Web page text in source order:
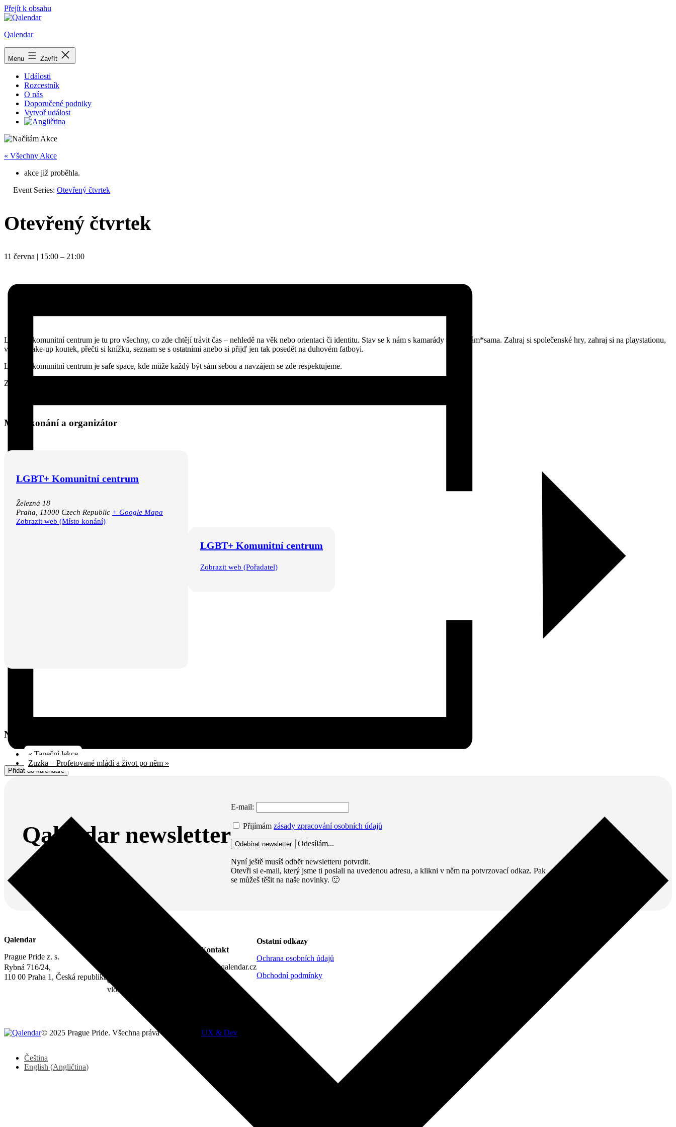
Přejít k obsahu
Qalendar
Menu Zavřít
Události
Rozcestník
O nás
Doporučené podniky
Vytvoř událost
« Všechny Akce
akce již proběhla.
Event Series: Otevřený čtvrtek
Otevřený čtvrtek
11 června | 15:00 – 21:00
Přidat do kalendáře
LGBT+ komunitní centrum je tu pro všechny, co zde chtějí trávit čas – nehledě na věk nebo orientaci či identitu. Stav se k nám s kamarády anebo sám*sama. Zahraj si společenské hry, zahraj si na playstationu,
využij make-up koutek, přečti si knížku, seznam se s ostatními anebo si přijď jen tak posedět na duhovém fatboyi.
LGBT+ komunitní centrum je safe space, kde může každý být sám sebou a navzájem se zde respektujeme.
Zdarma
Místo konání a organizátor
LGBT+ Komunitní centrum
Železná 18
Praha
11000 Czech Republic + Google Mapa
Zobrazit web (Místo konání)
LGBT+ Komunitní centrum
Zobrazit web (Pořadatel)
Navigace pro Akce
« Taneční lekce
Zuzka – Profetované mládí a život po něm »
Qalendar newsletter
E-mail:
Přijímám zásady zpracování osobních údajů
Odesílám...
Nyní ještě musíš odběr newsletteru potvrdit.
Otevři si e-mail, který jsme ti poslali na uvedenou adresu, a klikni v něm na potvrzovací odkaz. Pak
se můžeš těšit na naše novinky. 🙂
Qalendar
Prague Pride z. s.
Rybná 716/24,
110 00 Praha 1, Česká republikaoddíl L,
vložka 22311
Kontakt
info@qalendar.cz
Ostatní odkazy
Ochrana osobních údajů
Obchodní podmínky
© 2025 Prague Pride. Všechna práva vyhrazena. | UX & Dev
Čeština
English (Angličtina)